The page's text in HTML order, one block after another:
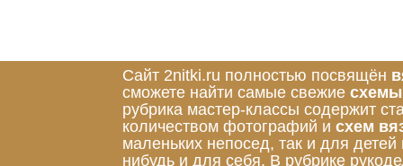
Сайт 2nitki.ru полностью посвящён
сможете найти самые свежие схемы
рубрика мастер-классы содержит
количеством фотографий и схем
маленьких непосед, так и для
нибудь и для себя. В рубрике